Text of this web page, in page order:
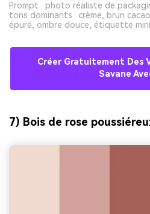
Prompt : photo réaliste de
tons dominants : crème, brun
épuré, ombre douce, étiquette
Créer Gratuitement Des
Savane
7) Bois de rose